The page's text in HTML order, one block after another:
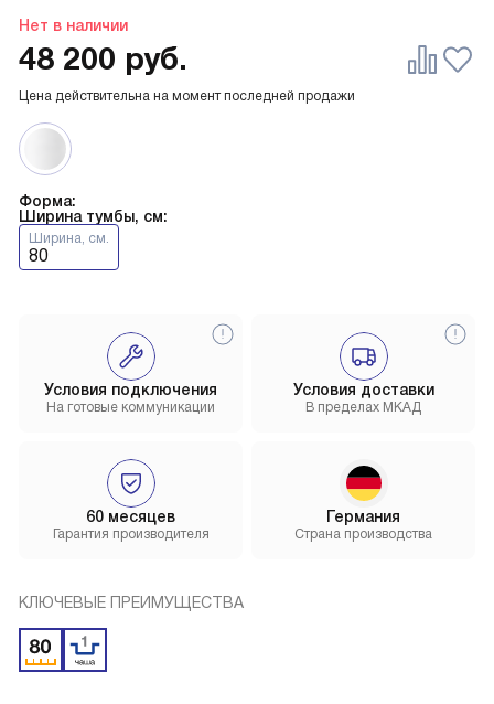
Нет в наличии
Форма:
Ширина тумбы, см:
Ширина, см.
80
Цена действительна на момент последней продажи
48 200 руб.
Условия доставки
В пределах МКАД
60 месяцев
Гарантия производителя
Условия подключения
На готовые коммуникации
Германия
Страна производства
КЛЮЧЕВЫЕ ПРЕИМУЩЕСТВА